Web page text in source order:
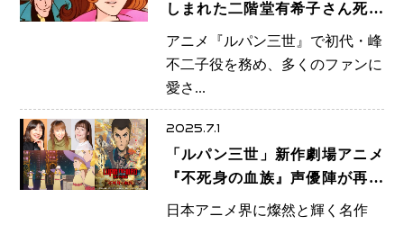
しまれた二階堂有希子さん死去
享年87歳 穏やかな最期を家族が
報告
アニメ『ルパン三世』で初代・峰
不二子役を務め、多くのファンに
愛さ...
2025.7.1
「ルパン三世」新作劇場アニメ
『不死身の血族』声優陣が再集
結、名作の伝統と革新を紡ぐ
日本アニメ界に燦然と輝く名作